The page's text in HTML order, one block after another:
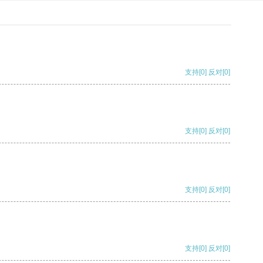
支持[0] 反对[0]
支持[0] 反对[0]
支持[0] 反对[0]
支持[0] 反对[0]